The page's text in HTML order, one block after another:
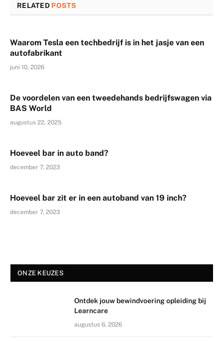
RELATED POSTS
Waarom Tesla een techbedrijf is in het jasje van een
autofabrikant
juni 10, 2026
De voordelen van een tweedehands bedrijfswagen via
BAS World
augustus 22, 2025
Hoeveel bar in auto band?
december 7, 2023
Hoeveel bar zit er in een autoband van 19 inch?
december 7, 2023
ONZE KEUZES
Ontdek jouw bewindvoering opleiding bij
Learncare
augustus 6, 2026